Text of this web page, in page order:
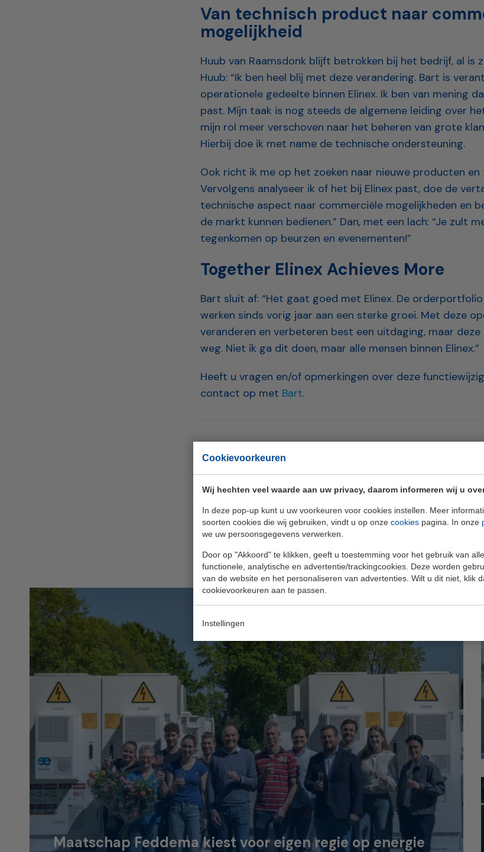
Cookievoorkeuren
Wij hechten veel waarde aan uw privacy, daarom informeren wij u
In deze pop-up kunt u uw voorkeuren voor cookies instellen. Meer
soorten cookies die wij gebruiken, vindt u op onze cookies pagina. In onze
we uw persoonsgegevens verwerken.
Door op "Akkoord" te klikken, geeft u toestemming voor het gebruik van
functionele, analytische en advertentie/trackingcookies. Deze worden
van de website en het personaliseren van advertenties. Wilt u dit niet, klik
cookievoorkeuren aan te passen.
Instellingen
Van technisch product naar
mogelijkheid
Huub van Raamsdonk blijft betrokken bij het bedrijf, al is
Huub: “Ik ben heel blij met deze verandering. Bart is
operationele gedeelte binnen Elinex. Ik ben van mening
past. Mijn taak is nog steeds de algemene leiding over
mijn rol meer verschoven naar het beheren van grote
Hierbij doe ik met name de technische ondersteuning.
Ook richt ik me op het zoeken naar nieuwe producten en
Vervolgens analyseer ik of het bij Elinex past, doe de
technische aspect naar commerciële mogelijkheden en
de markt kunnen bedienen.” Dan, met een lach: “Je zult
tegenkomen op beurzen en evenementen!”
Together Elinex Achieves More
Bart sluit af: “Het gaat goed met Elinex. De
werken sinds vorig jaar aan een sterke groei. Met deze
veranderen en verbeteren best een uitdaging, maar
weg. Niet ik ga dit doen, maar alle mensen binnen Elinex.”
Heeft u vragen en/of opmerkingen over deze
contact op met Bart.
Terug naar lijst
Andere
Maatschap Feddema kiest voor eigen regie op energie